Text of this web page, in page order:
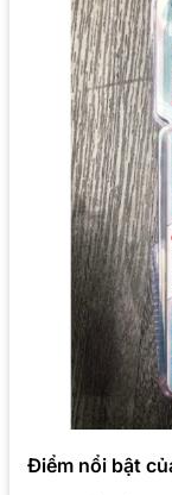
Điểm nổi bật